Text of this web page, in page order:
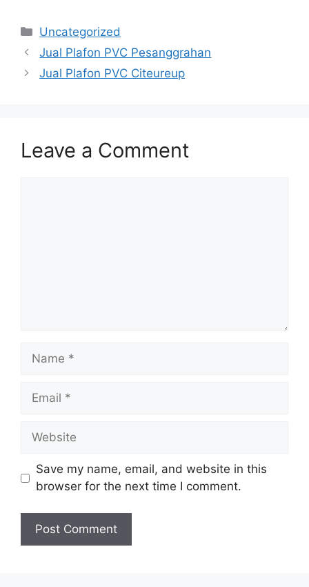
Categories
Uncategorized
Jual Plafon PVC Pesanggrahan
Jual Plafon PVC Citeureup
Leave a Comment
Name
Email
Website
Save my name, email, and website in this
browser for the next time I comment.